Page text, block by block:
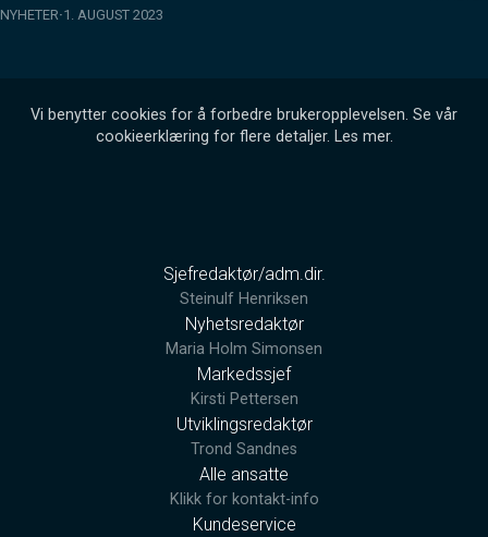
NYHETER 1. AUGUST 2023
Vi benytter cookies for å forbedre brukeropplevelsen. Se vår
cookieerklæring for flere detaljer. Les mer.
Sjefredaktør/adm.dir.
Steinulf Henriksen
Nyhetsredaktør
Maria Holm Simonsen
Markedssjef
Kirsti Pettersen
Utviklingsredaktør
Trond Sandnes
Alle ansatte
Klikk for kontakt-info
Kundeservice